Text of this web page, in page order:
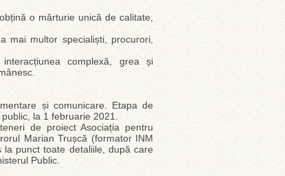
o mărturie unică de calitate,
mai multor specialiști, procurori,
complexă, grea și
și comunicare. Etapa de
la 1 februarie 2021.
de proiect Asociația pentru
Marian Trușcă (formator INM
punct toate detaliile, după care
Public.